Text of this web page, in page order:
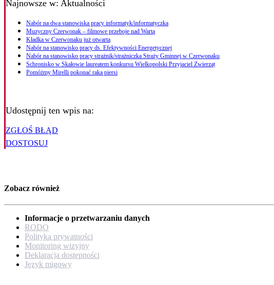
Najnowsze w: Aktualności
Nabór na dwa stanowiska pracy informatyk/informatyczka
Muzyczny Czerwonak – filmowe przeboje nad Wartą
Kładka w Czerwonaku już otwarta
Nabór na stanowisko pracy ds. Efektywności Energetycznej
Nabór na stanowisko pracy strażnik/strażniczka Straży Gminnej w Czerwonaku
Schronisko w Skałowie laureatem konkursu Wielkopolski Przyjaciel Zwierząt
Pomóżmy Mirelli pokonać raka piersi
Udostępnij ten wpis na:
ZGŁOŚ BŁĄD
DOSTOSUJ
Zobacz również
Informacje o przetwarzaniu danych
RODO
Polityka prywatności
Monitoring wizyjny
Deklaracja dostępności
Język migowy